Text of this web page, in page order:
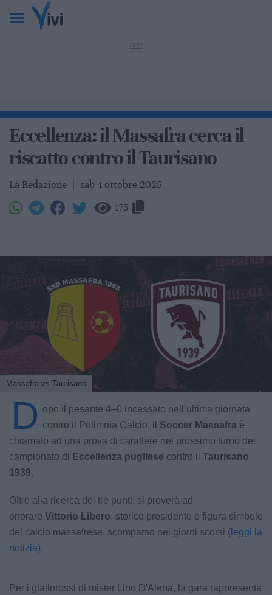
Eccellenza: il Massafra cerca il
riscatto contro il Taurisano
La Redazione sab 4 ottobre 2025
175
Massafra vs Taurisano
D opo il pesante 4–0 incassato nell’ultima giornata
contro il Polimnia Calcio, il Soccer Massafra è
chiamato ad una prova di carattere nel prossimo turno del
campionato di Eccellenza pugliese contro il Taurisano
1939.
Oltre alla ricerca dei tre punti, si proverà ad
onorare Vittorio Libero, storico presidente e figura simbolo
del calcio massafrese, scomparso nei giorni scorsi ( leggi la
notizia).
Per i giallorossi di mister Lino D'Alena, la gara rappresenta